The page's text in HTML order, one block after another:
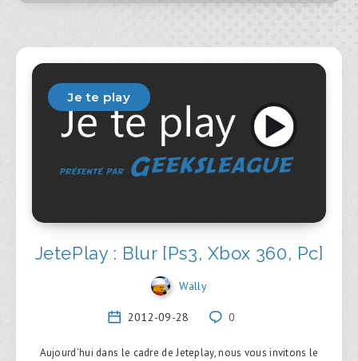
Je te play
JetePlay : Blur [Ps3, Xbox 360, Pc]
Wally
2012-09-28 0
Aujourd’hui dans le cadre de Jeteplay, nous vous invitons le